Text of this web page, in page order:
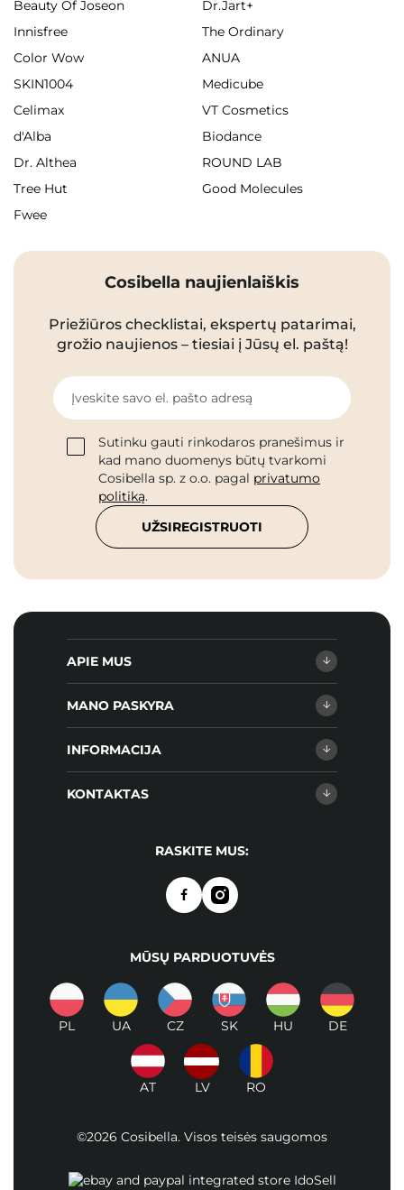
Beauty Of Joseon
Dr.Jart+
Innisfree
The Ordinary
Color Wow
ANUA
SKIN1004
Medicube
Celimax
VT Cosmetics
d'Alba
Biodance
Dr. Althea
ROUND LAB
Tree Hut
Good Molecules
Fwee
Cosibella naujienlaiškis
Priežiūros checklistai, ekspertų patarimai,
grožio naujienos – tiesiai į Jūsų el. paštą!
Įveskite savo el. pašto adresą
Sutinku gauti rinkodaros pranešimus ir
kad mano duomenys būtų tvarkomi
Cosibella sp. z o.o. pagal privatumo
politiką.
UŽSIREGISTRUOTI
APIE MUS
MANO PASKYRA
INFORMACIJA
KONTAKTAS
RASKITE MUS:
MŪSŲ PARDUOTUVĖS
PL UA CZ SK HU DE
AT LV RO
©2026 Cosibella. Visos teisės saugomos